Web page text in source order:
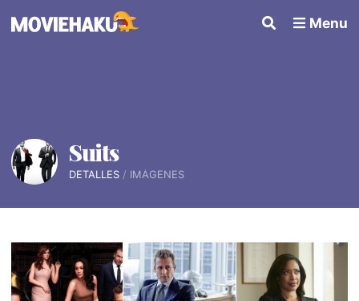
Menu
Suits
DETALLES IMÁGENES